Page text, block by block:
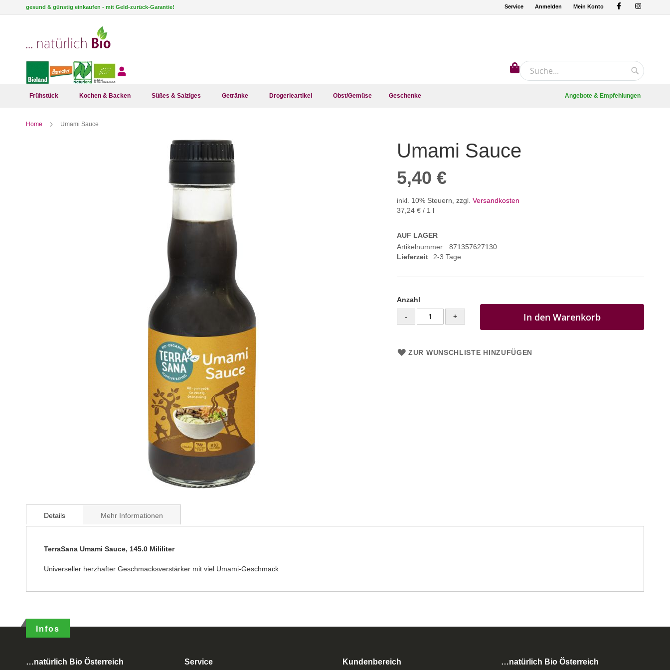
Direkt
gesund & günstig einkaufen - mit Geld-zurück-Garantie! Service Anmelden Mein Konto
Suche
Mein Warenkorb
Frühstück Kochen & Backen Süßes & Salziges Getränke Drogerieartikel Obst/Gemüse Geschenke Angebote & Empfehlungen
Home Umami Sauce
Anfang
Bildergalerie
springen
Umami Sauce
5,40 €
inkl. 10% Steuern zzgl. Versandkosten
37,24 € / 1 l
AUF LAGER
Artikelnummer
871357627130
Lieferzeit
2-3 Tage
Anzahl
- + In den Warenkorb
ZUR WUNSCHLISTE HINZUFÜGEN
Details
TerraSana Umami Sauce, 145.0 Mililiter
Universeller herzhafter Geschmacksverstärker mit viel Umami-Geschmack
Mehr Informationen
Infos
…natürlich Bio Österreich Service Kundenbereich …natürlich Bio Österreich